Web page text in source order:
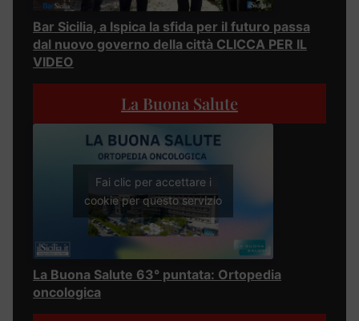
Bar Sicilia, a Ispica la sfida per il futuro passa
dal nuovo governo della città CLICCA PER IL
VIDEO
La Buona Salute
Fai clic per accettare i
cookie per questo servizio
La Buona Salute 63° puntata: Ortopedia
oncologica